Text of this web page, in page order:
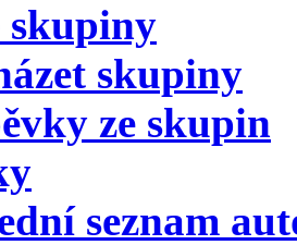
skupiny
ze skupin
seznam